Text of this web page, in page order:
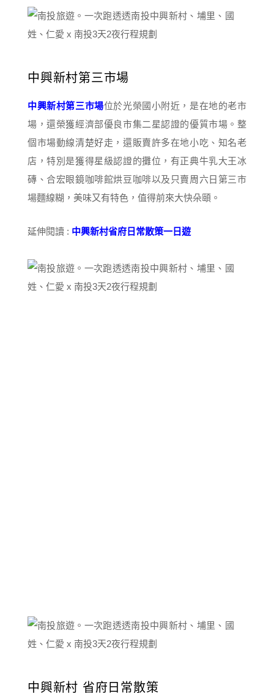
中興新村第三市場
中興新村第三市場位於光榮國小附近，是在地的老市
場，還榮獲經濟部優良市集二星認證的優質市場。整
個市場動線清楚好走，還販賣許多在地小吃、知名老
店，特別是獲得星級認證的攤位，有正典牛乳大王冰
磚、合宏眼鏡咖啡館烘豆咖啡以及只賣周六日第三市
場麵線糊，美味又有特色，值得前來大快朵頤。
延伸閱讀 : 中興新村省府日常散策一日遊
中興新村 省府日常散策